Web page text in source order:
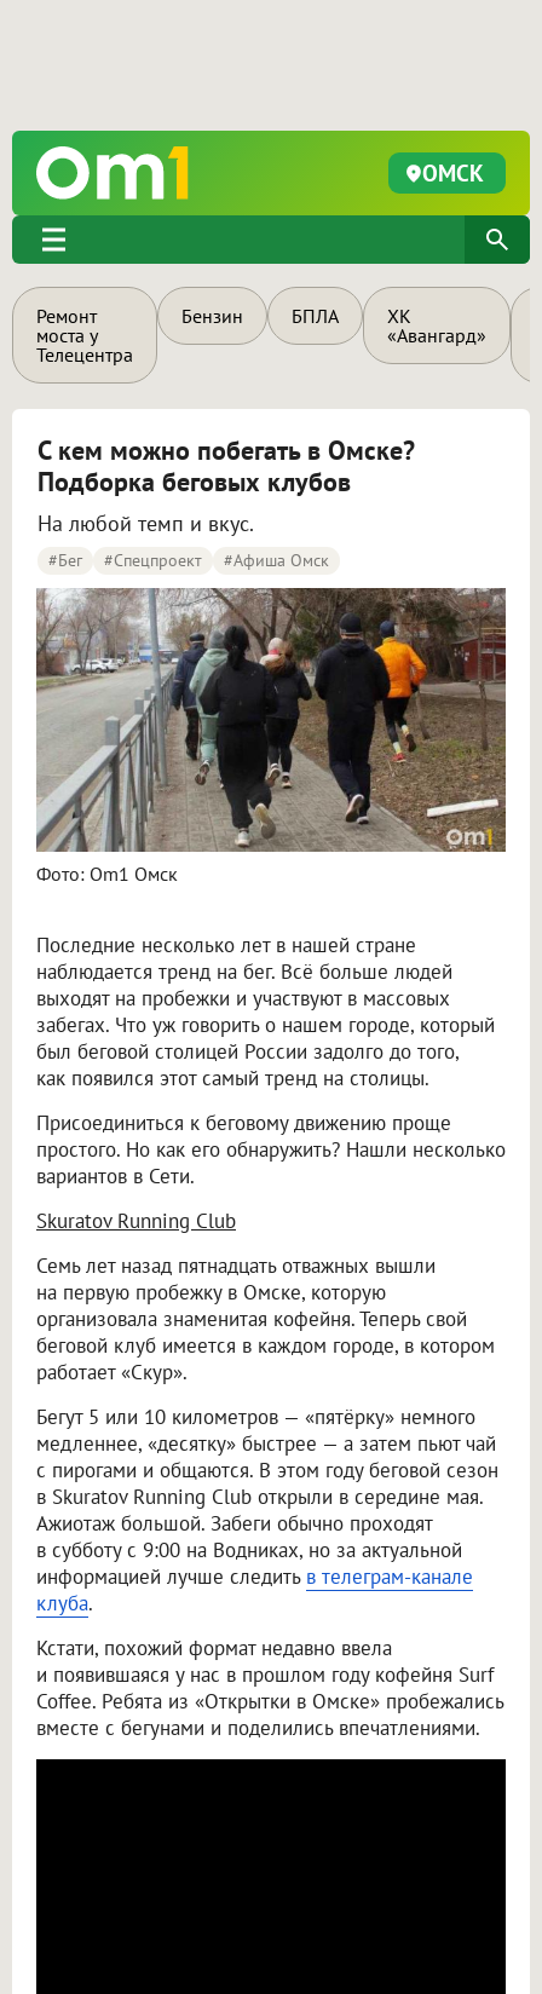
ОМСК
Ремонт
моста у
Телецентра
Бензин БПЛА
ХК
«Авангард»
С кем можно побегать в Омске?
Подборка беговых клубов
На любой темп и вкус.
#бег #Спецпроект #Афиша Омск
Фото: Om1 Омск
Последние несколько лет в нашей стране
наблюдается тренд на бег. Всё больше людей
выходят на пробежки и участвуют в массовых
забегах. Что уж говорить о нашем городе, который
был беговой столицей России задолго до того,
как появился этот самый тренд на столицы.
Присоединиться к беговому движению проще
простого. Но как его обнаружить? Нашли несколько
вариантов в Сети.
Skuratov Running Club
Семь лет назад пятнадцать отважных вышли
на первую пробежку в Омске, которую
организовала знаменитая кофейня. Теперь свой
беговой клуб имеется в каждом городе, в котором
работает «Скур».
Бегут 5 или 10 километров — «пятёрку» немного
медленнее, «десятку» быстрее — а затем пьют чай
с пирогами и общаются. В этом году беговой сезон
в Skuratov Running Club открыли в середине мая.
Ажиотаж большой. Забеги обычно проходят
в субботу с 9:00 на Водниках, но за актуальной
информацией лучше следить в телеграм-канале
клуба.
Кстати, похожий формат недавно ввела
и появившаяся у нас в прошлом году кофейня Surf
Coffee. Ребята из «Открытки в Омске» пробежались
вместе с бегунами и поделились впечатлениями.